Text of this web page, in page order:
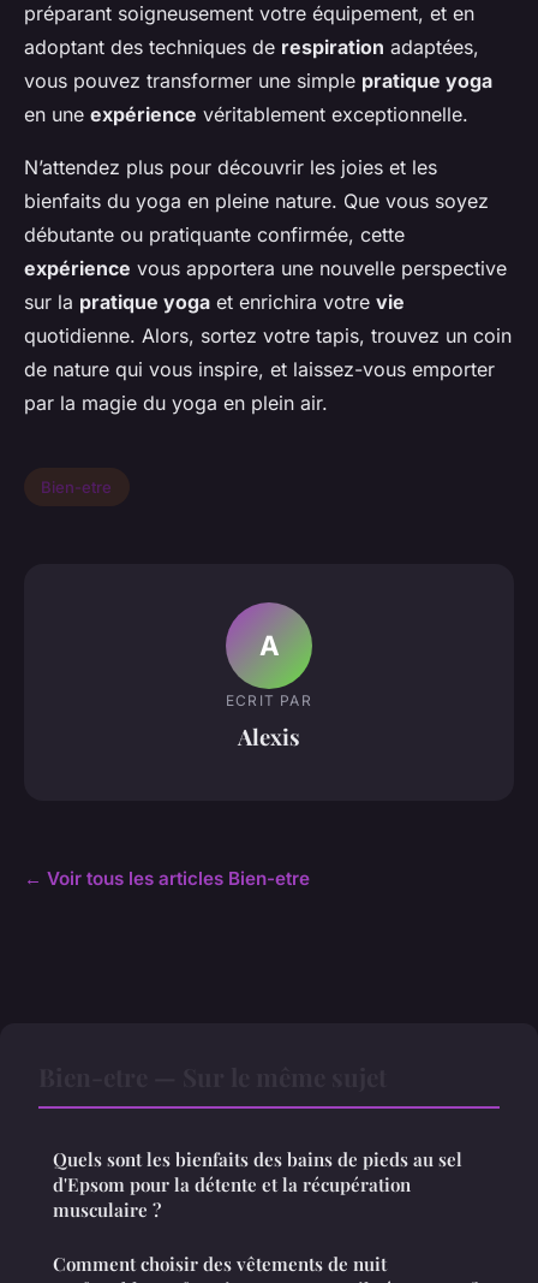
préparant soigneusement votre équipement, et en
adoptant des techniques de respiration adaptées,
vous pouvez transformer une simple pratique yoga
en une expérience véritablement exceptionnelle.
N’attendez plus pour découvrir les joies et les
bienfaits du yoga en pleine nature. Que vous soyez
débutante ou pratiquante confirmée, cette
expérience vous apportera une nouvelle perspective
sur la pratique yoga et enrichira votre vie
quotidienne. Alors, sortez votre tapis, trouvez un coin
de nature qui vous inspire, et laissez-vous emporter
par la magie du yoga en plein air.
Bien-etre
A
ECRIT PAR
Alexis
← Voir tous les articles Bien-etre
Quels sont les bienfaits des bains de pieds au sel
d'Epsom pour la détente et la récupération
musculaire ?
Comment choisir des vêtements de nuit